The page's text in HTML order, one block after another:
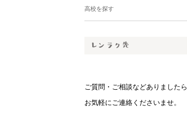
高校を探す
ご質問・ご相談などありましたら
お気軽にご連絡くださいませ。